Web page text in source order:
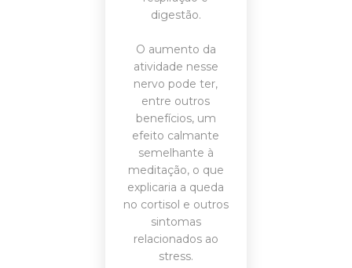
digestão.
O aumento da
atividade nesse
nervo pode ter,
entre outros
benefícios, um
efeito calmante
semelhante à
meditação, o que
explicaria a queda
no cortisol e outros
sintomas
relacionados ao
stress.